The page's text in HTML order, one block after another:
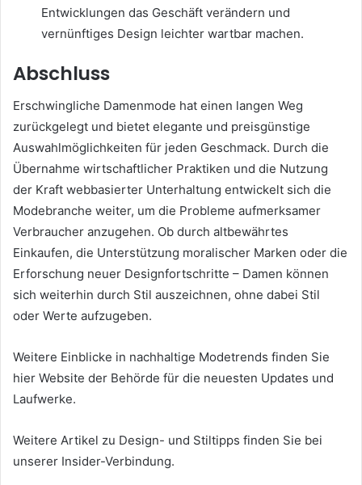
Entwicklungen das Geschäft verändern und
vernünftiges Design leichter wartbar machen.
Abschluss
Erschwingliche Damenmode hat einen langen Weg
zurückgelegt und bietet elegante und preisgünstige
Auswahlmöglichkeiten für jeden Geschmack. Durch die
Übernahme wirtschaftlicher Praktiken und die Nutzung
der Kraft webbasierter Unterhaltung entwickelt sich die
Modebranche weiter, um die Probleme aufmerksamer
Verbraucher anzugehen. Ob durch altbewährtes
Einkaufen, die Unterstützung moralischer Marken oder die
Erforschung neuer Designfortschritte – Damen können
sich weiterhin durch Stil auszeichnen, ohne dabei Stil
oder Werte aufzugeben.
Weitere Einblicke in nachhaltige Modetrends finden Sie
hier Website der Behörde für die neuesten Updates und
Laufwerke.
Weitere Artikel zu Design- und Stiltipps finden Sie bei
unserer Insider-Verbindung.